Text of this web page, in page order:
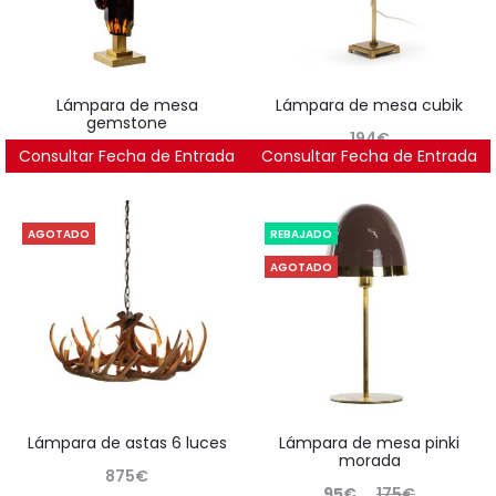
lámpara de mesa
gemstone
225€
Consultar Fecha de Entrada
lámpara de mesa cubik
194€
Consultar Fecha de Entrada
AGOTADO
lámpara de astas 6 luces
875€
REBAJADO
AGOTADO
lámpara de mesa pinki
morada